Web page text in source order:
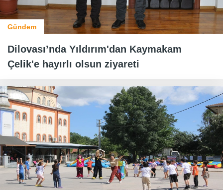
Gündem
Dilovası’nda Yıldırım'dan Kaymakam
Çelik'e hayırlı olsun ziyareti